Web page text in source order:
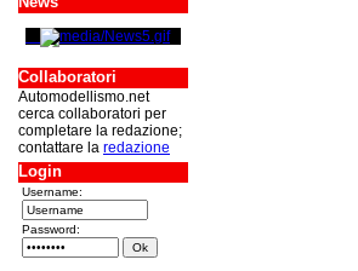
Collaboratori
Automodellismo.net
cerca collaboratori per
completare la redazione;
contattare la redazione
Login
Username:
Password: